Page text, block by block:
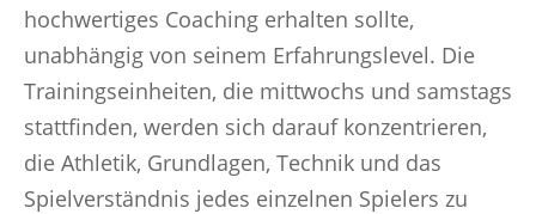
hochwertiges Coaching erhalten sollte,
unabhängig von seinem Erfahrungslevel. Die
Trainingseinheiten, die mittwochs und samstags
stattfinden, werden sich darauf konzentrieren,
die Athletik, Grundlagen, Technik und das
Spielverständnis jedes einzelnen Spielers zu